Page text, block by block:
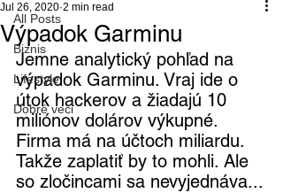
All Posts
Biznis
Lifestyle
Dobré veci
Výpadok Garminu
Jul 26, 2020 2 min read
Jemne analytický pohľad na
výpadok Garminu. Vraj ide o
útok hackerov a žiadajú 10
miliónov dolárov výkupné.
Firma má na účtoch miliardu.
Takže zaplatiť by to mohli. Ale
so zločincami sa nevyjednáva...